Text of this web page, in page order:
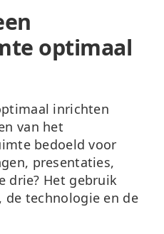
optimaal
inrichten
van het
bedoeld voor
presentaties,
drie? Het gebruik
technologie en de